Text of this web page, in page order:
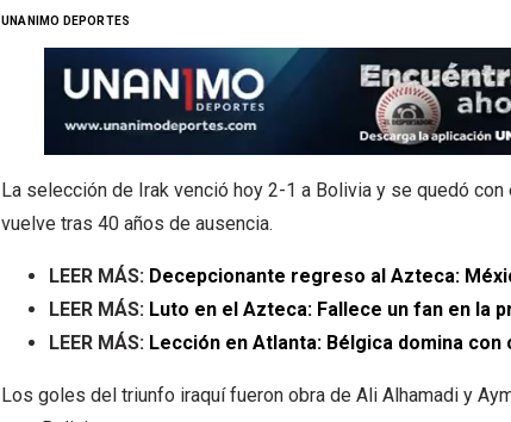
UNANIMO DEPORTES
La selección de Irak venció hoy 2-1 a Bolivia y se quedó
vuelve tras 40 años de ausencia.
LEER MÁS: Decepcionante regreso al Azteca:
LEER MÁS: Luto en el Azteca: Fallece un fan en la
LEER MÁS: Lección en Atlanta: Bélgica domina con
Los goles del triunfo iraquí fueron obra de Ali Alhamadi y